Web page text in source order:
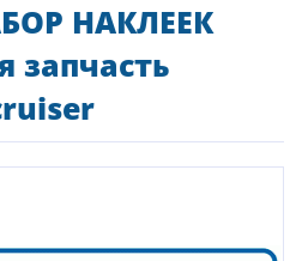
НАКЛЕЕК
запчасть